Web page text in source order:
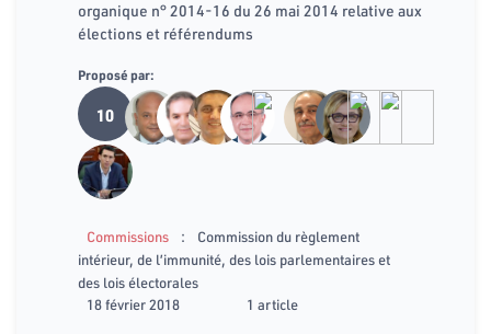
organique n° 2014-16 du 26 mai 2014 relative aux
élections et référendums
Proposé par:
10
Commissions :
Commission du règlement
intérieur, de l’immunité, des lois parlementaires et
des lois électorales
18 février 2018
1 article